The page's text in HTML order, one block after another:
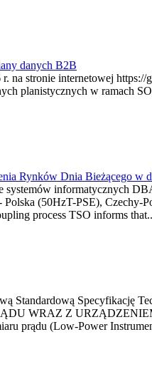
danych B2B
na stronie internetowej
planistycznych w ramach
Rynków Dnia Bieżącego w
systemów informatycznych
(50HzT-PSE),
process TSO informs
Standardową
WRAZ Z
prądu (Low-Power